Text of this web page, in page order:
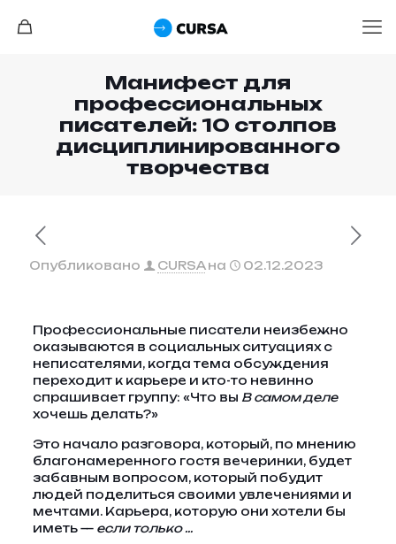
Манифест для
профессиональных
писателей: 10 столпов
дисциплинированного
творчества
Опубликовано CURSA на 02.12.2023
Профессиональные писатели неизбежно
оказываются в социальных ситуациях с
неписателями, когда тема обсуждения
переходит к карьере и кто-то невинно
спрашивает группу: «Что вы В самом деле
хочешь делать?»
Это начало разговора, который, по мнению
благонамеренного гостя вечеринки, будет
забавным вопросом, который побудит
людей поделиться своими увлечениями и
мечтами. Карьера, которую они хотели бы
иметь — если только …